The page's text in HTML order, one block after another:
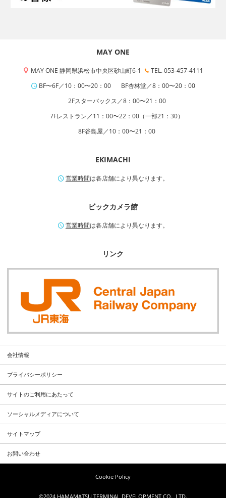
MAY ONE
MAY ONE 静岡県浜松市中央区砂山町6-1
TEL. 053-457-4111
BF〜6F／10：00〜20：00
BF杏林堂／8：00〜20：00
2Fスターバックス／8：00〜21：00
7Fレストラン／11：00〜22：00（一部21：30）
8F谷島屋／10：00〜21：00
EKIMACHI
営業時間は各店舗により異なります。
ビックカメラ館
営業時間は各店舗により異なります。
リンク
会社情報
プライバシーポリシー
サイトのご利用にあたって
ソーシャルメディアについて
サイトマップ
お問い合わせ
Cookie Policy